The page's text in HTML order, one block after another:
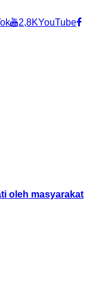
2,8KYouTube
oleh masyarakat